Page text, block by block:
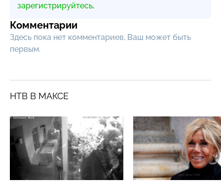
зарегистрируйтесь.
Комментарии
Здесь пока нет комментариев, Ваш может быть
первым.
НТВ В МАКСЕ